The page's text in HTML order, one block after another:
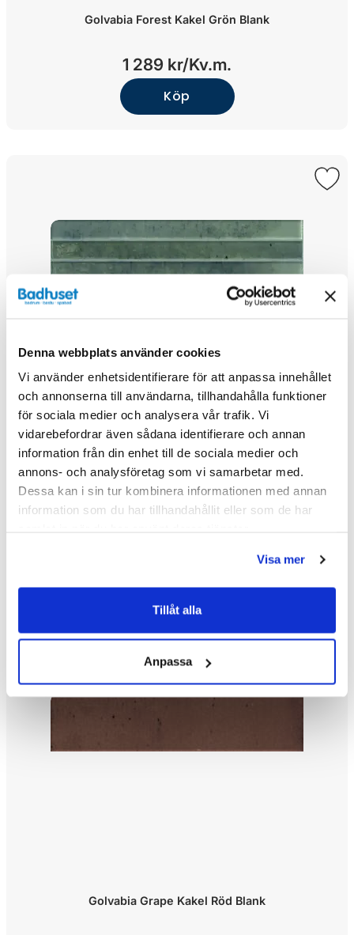
Denna webbplats använder cookies
Vi använder enhetsidentifierare för att anpassa innehållet
och annonserna till användarna, tillhandahålla funktioner
för sociala medier och analysera vår trafik. Vi
vidarebefordrar även sådana identifierare och annan
information från din enhet till de sociala medier och
annons- och analysföretag som vi samarbetar med.
Dessa kan i sin tur kombinera informationen med annan
information som du har tillhandahållit eller som de har
Visa mer
Tillåt alla
Anpassa
Golvabia Forest Kakel Grön Blank
1 289 kr/Kv.m.
Köp
Golvabia Forest Stavmosaik Kakel Grön Blank
1 406 kr/Kv.m.
Golvabia Grape Kakel Röd Blank